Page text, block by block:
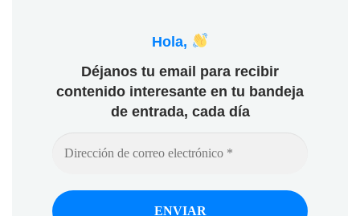
Hola,
Déjanos tu email para recibir
contenido interesante en tu bandeja
de entrada, cada día